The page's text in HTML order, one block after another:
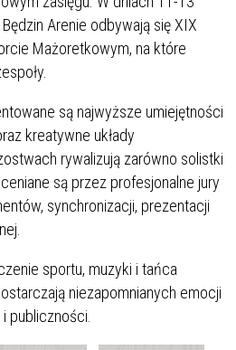
Arenie odbywają się XIX
Mażoretkowym, na które
są najwyższe umiejętności
kreatywne układy
rywalizują zarówno solistki
są przez profesjonalne jury
synchronizacji, prezentacji
sportu, muzyki i tańca
niezapomnianych emocji
publiczności.